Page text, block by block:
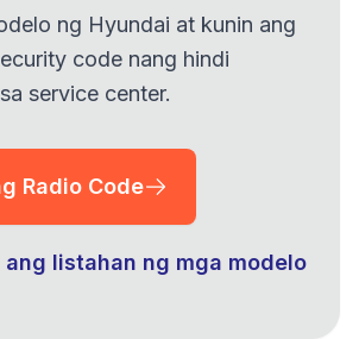
ng Hyundai at kunin ang
code nang hindi
service center.
Radio Code
ang listahan ng mga modelo